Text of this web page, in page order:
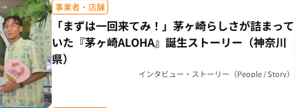
事業者・店舗
「まずは一回来てみ！」茅ヶ崎らしさが詰まって
いた『茅ヶ崎ALOHA』誕生ストーリー（神奈川
県）
インタビュー・ストーリー（People / Story）